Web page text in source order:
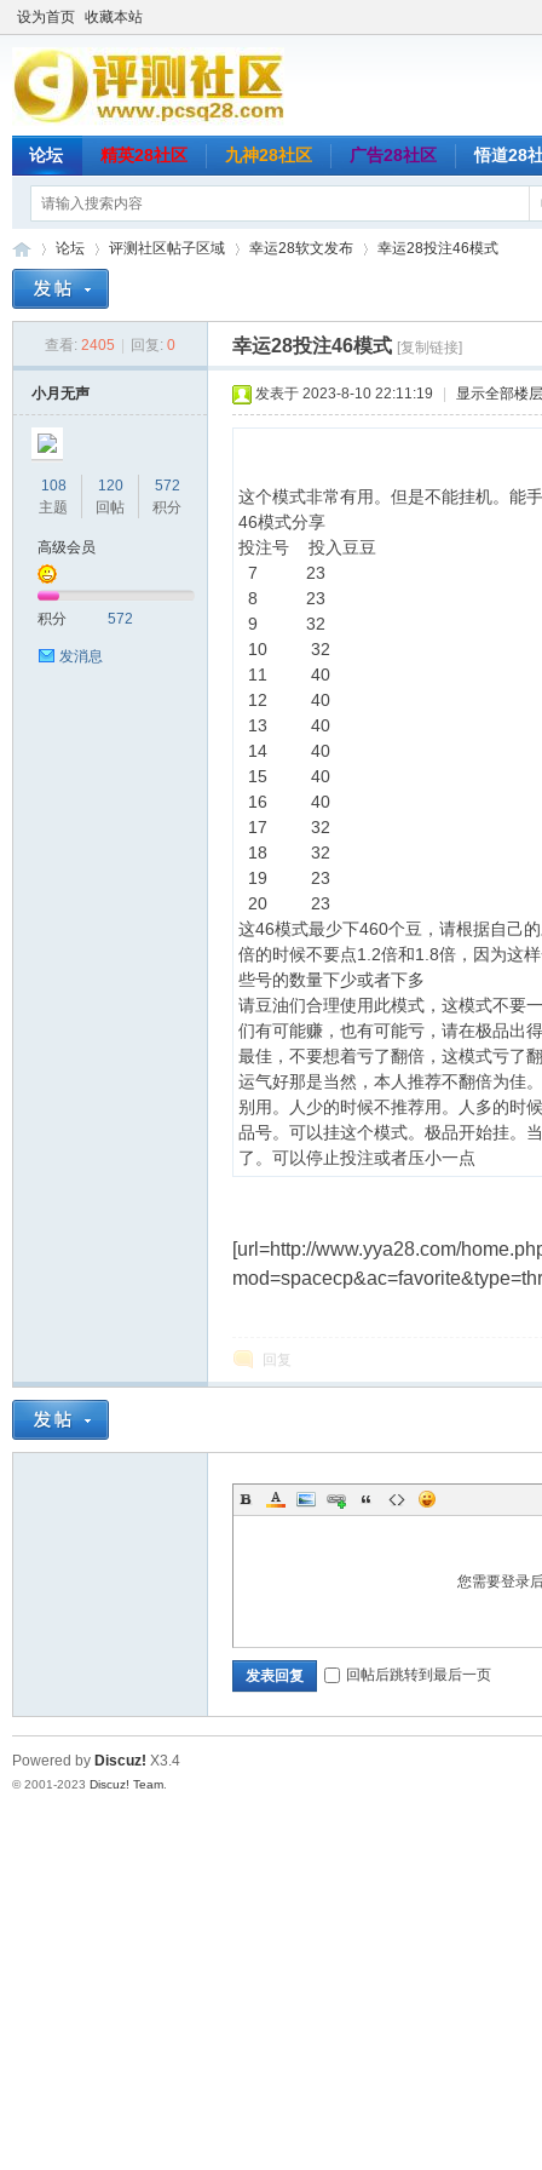
设为首页 收藏本站
论坛 精英28社区 九神28社区 广告28社区 悟道28
论坛
›
评测社区帖子区域 幸运28软文发布
›
幸运28投注46模式
查看: 2405 回复: 0 幸运28投注46模式 [复制链接]
小月无声
108
主题
120
回帖
572
积分
高级会员
积分 572
发消息
发表于 2023-8-10 22:11:19 显示全部楼层
这个模式非常有用。但是不能挂机。能
46模式分享
投注号 投入豆豆
7 23
8 23
9 32
10 32
11 40
12 40
13 40
14 40
15 40
16 40
17 32
18 32
19 23
20 23
这46模式最少下460个豆，请根据自己
倍的时候不要点1.2倍和1.8倍，因为这
些号的数量下少或者下多
请豆油们合理使用此模式，这模式不要
们有可能赚，也有可能亏，请在极品出
最佳，不要想着亏了翻倍，这模式亏了
运气好那是当然，本人推荐不翻倍为佳
别用。人少的时候不推荐用。人多的时
品号。可以挂这个模式。极品开始挂。
了。可以停止投注或者压小一点
[url=http://www.yya28.com/
回复
您需要登录
发表回复 回帖后跳转到最后一页
Powered by Discuz! X3.4
© 2001-2023 Discuz! Team